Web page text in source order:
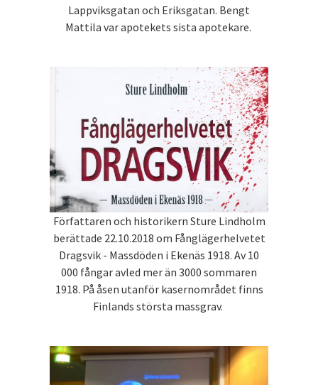
Lappviksgatan och Eriksgatan. Bengt
Mattila var apotekets sista apotekare.
Författaren och historikern Sture Lindholm
berättade 22.10.2018 om Fånglägerhelvetet
Dragsvik - Massdöden i Ekenäs 1918. Av 10
000 fångar avled mer än 3000 sommaren
1918. På åsen utanför kasernområdet finns
Finlands största massgrav.